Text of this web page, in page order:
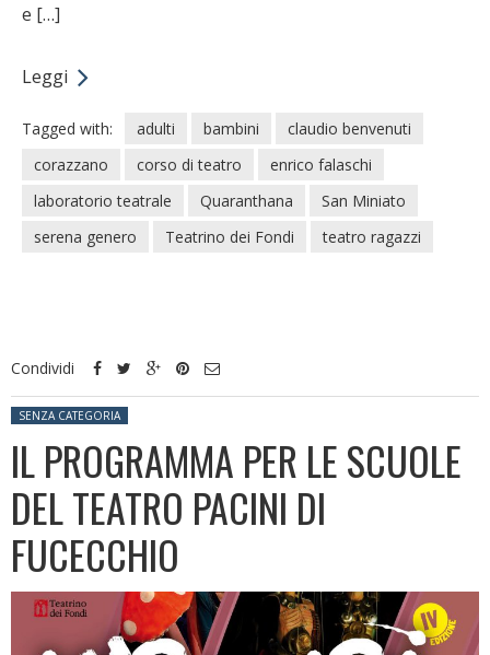
e […]
Leggi
Tagged with: adulti bambini
claudio benvenuti
corazzano
corso di teatro
enrico falaschi
laboratorio teatrale
Quaranthana
San Miniato
serena genero
Teatrino dei Fondi teatro ragazzi
Condividi
Posted in:
SENZA CATEGORIA
IL PROGRAMMA PER LE SCUOLE
DEL TEATRO PACINI DI
FUCECCHIO